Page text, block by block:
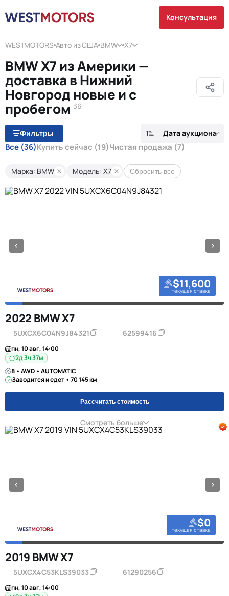
Консультация
WESTMOTORS Авто из США BMW X7
BMW X7 из Америки —
доставка в Нижний
Новгород новые и с
пробегом 36
Фильтры Дата аукциона
Все (36)Купить сейчас (19)Чистая продажа (7)
Марка: BMW Модель: X7 Сбросить все
$11,600
текущая ставка
2022 BMW X7
5UXCX6C04N9J84321 62599416
пн, 10 авг, 14:00
2д 3ч 37м
8 • AWD • AUTOMATIC
Заводится и едет • 70 145 км
Рассчитать стоимость
Смотреть больше
$0
текущая ставка
2019 BMW X7
5UXCX4C53KLS39033 61290256
пн, 10 авг, 14:00